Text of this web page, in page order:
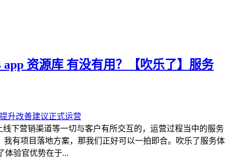
资源库 有没有用？【吹乐了】服务
下营销渠道等一切与客户有所交互的，运营过程当中的服务
有项目落地方案，那我们正好可以一拍即合。吹乐了服务体
体验官优势在于...